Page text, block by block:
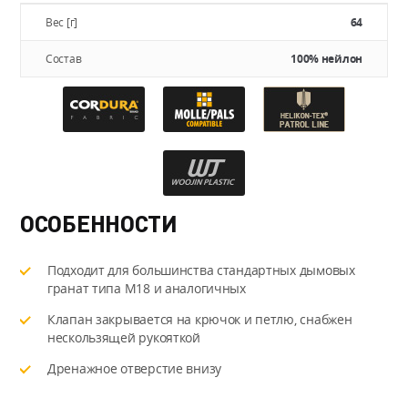
Вес [г] 64
Состав 100% нейлон
ОСОБЕННОСТИ
Подходит для большинства стандартных дымовых
гранат типа M18 и аналогичных
Клапан закрывается на крючок и петлю, снабжен
нескользящей рукояткой
Дренажное отверстие внизу